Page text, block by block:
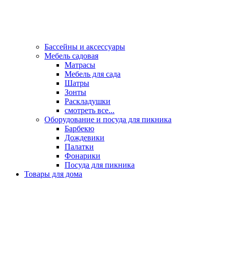
Бассейны и аксессуары
Мебель садовая
Матрасы
Мебель для сада
Шатры
Зонты
Раскладушки
смотреть все...
Оборудование и посуда для пикника
Барбекю
Дождевики
Палатки
Фонарики
Посуда для пикника
Товары для дома